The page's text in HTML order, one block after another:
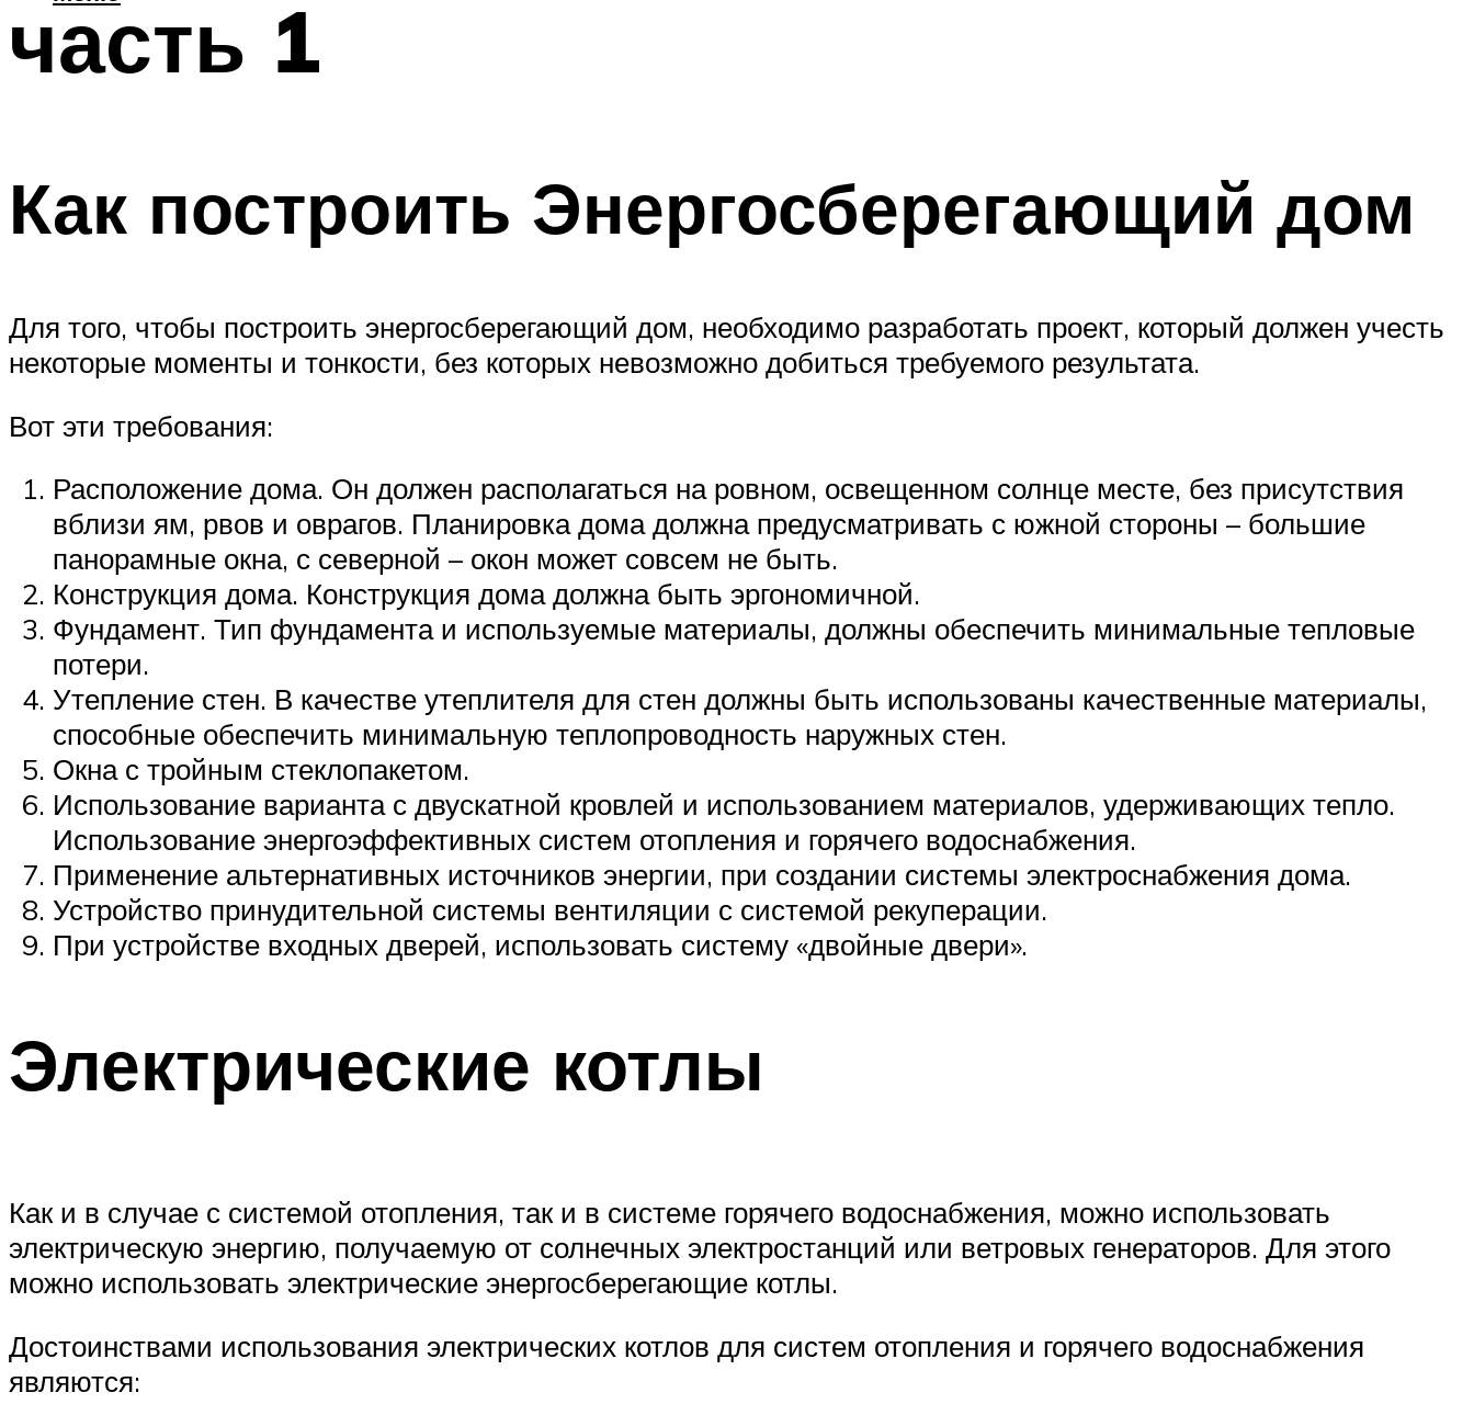
часть 1
Как построить Энергосберегающий дом
Для того, чтобы построить энергосберегающий дом, необходимо разработать проект, который должен учесть
некоторые моменты и тонкости, без которых невозможно добиться требуемого результата.
Вот эти требования:
Расположение дома. Он должен располагаться на ровном, освещенном солнце месте, без присутствия
вблизи ям, рвов и оврагов. Планировка дома должна предусматривать с южной стороны – большие
панорамные окна, с северной – окон может совсем не быть.
Конструкция дома. Конструкция дома должна быть эргономичной.
Фундамент. Тип фундамента и используемые материалы, должны обеспечить минимальные тепловые
потери.
Утепление стен. В качестве утеплителя для стен должны быть использованы качественные материалы,
способные обеспечить минимальную теплопроводность наружных стен.
Окна с тройным стеклопакетом.
Использование варианта с двускатной кровлей и использованием материалов, удерживающих тепло.
Использование энергоэффективных систем отопления и горячего водоснабжения.
Применение альтернативных источников энергии, при создании системы электроснабжения дома.
Устройство принудительной системы вентиляции с системой рекуперации.
При устройстве входных дверей, использовать систему «двойные двери».
Электрические котлы
Как и в случае с системой отопления, так и в системе горячего водоснабжения, можно использовать
электрическую энергию, получаемую от солнечных электростанций или ветровых генераторов. Для этого
можно использовать электрические энергосберегающие котлы.
Достоинствами использования электрических котлов для систем отопления и горячего водоснабжения
являются: